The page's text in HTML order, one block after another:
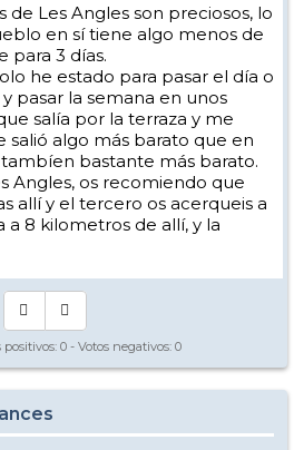
de Les Angles son preciosos, lo
en sí tiene algo menos de
para 3 días.
he estado para pasar el día o
pasar la semana en unos
salía por la terraza y me
salió algo más barato que en
bastante más barato.
Angles, os recomiendo que
allí y el tercero os acerqueis a
a 8 kilometros de allí, y la
positivos: 0 - Votos negativos: 0